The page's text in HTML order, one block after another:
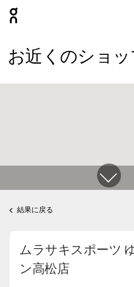
お近くのショ
結果に戻る
ムラサキスポーツ
ン高松店